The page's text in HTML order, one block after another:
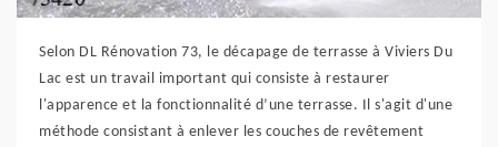
Selon DL Rénovation 73, le décapage de terrasse à Viviers Du
Lac est un travail important qui consiste à restaurer
l'apparence et la fonctionnalité d’une terrasse. Il s'agit d'une
méthode consistant à enlever les couches de revêtement